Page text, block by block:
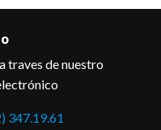
traves de nuestro
347.19.61